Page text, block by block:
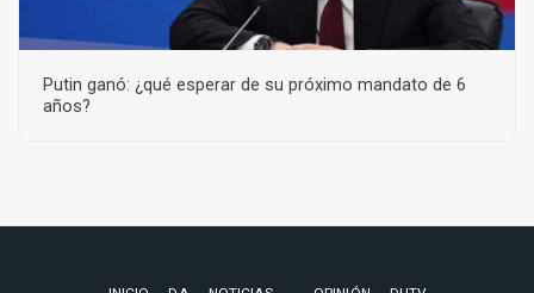
Putin ganó: ¿qué esperar de su próximo mandato de 6
años?